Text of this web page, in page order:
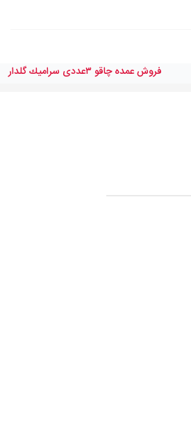
فروش عمده چاقو ٣عددی سراميك گلدار